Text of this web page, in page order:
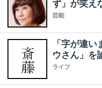
ず」が笑え
芸能
「字が違
ウさん」を
ライフ